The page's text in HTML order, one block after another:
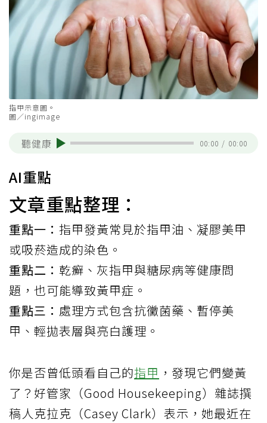
指甲示意圖。
圖／ingimage
聽健康 00:00 / 00:00
AI重點
文章重點整理：
重點一： 指甲發黃常見於指甲油、凝膠美甲
或吸菸造成的染色。
重點二： 乾癬、灰指甲與糖尿病等健康問
題，也可能導致黃甲症。
重點三： 處理方式包含抗黴菌藥、暫停美
甲、輕拋表層與亮白護理。
你是否曾低頭看自己的指甲 ，發現它們變黃
了？好管家（Good Housekeeping）雜誌撰
稿人克拉克（Casey Clark）表示，她最近在